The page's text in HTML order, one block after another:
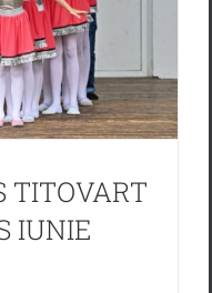
TITOVART
IUNIE